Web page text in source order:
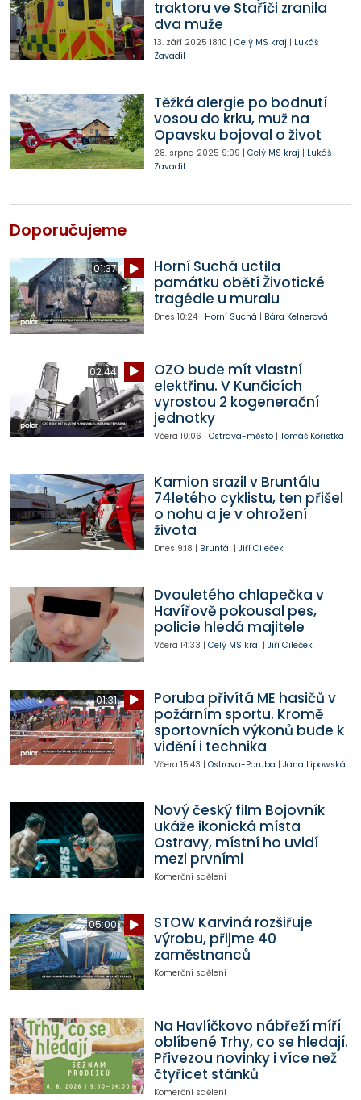
traktoru ve Staříči zranila
dva muže
13. září 2025 18:10 | Celý MS kraj | Lukáš
Zavadil
Těžká alergie po bodnutí
vosou do krku, muž na
Opavsku bojoval o život
28. srpna 2025 9:09 | Celý MS kraj | Lukáš
Zavadil
Doporučujeme
01:37
Horní Suchá uctila
památku obětí Životické
tragédie u muralu
Dnes 10:24| Horní Suchá | Bára Kelnerová
02:44
OZO bude mít vlastní
elektřinu. V Kunčicích
vyrostou 2 kogenerační
jednotky
Včera 10:06 | Ostrava-město| Tomáš Kořistka
Kamion srazil v Bruntálu
74letého cyklistu, ten přišel
o nohu a je v ohrožení
života
Dnes 9:18 | Bruntál | Jiří Cileček
Dvouletého chlapečka v
Havířově pokousal pes,
policie hledá majitele
Včera 14:33 | Celý MS kraj | Jiří Cileček
01:31
Poruba přivítá ME hasičů v
požárním sportu. Kromě
sportovních výkonů bude k
vidění i technika
Včera 15:43 | Ostrava-Poruba | Jana Lipowská
Nový český film Bojovník
ukáže ikonická místa
Ostravy, místní ho uvidí
mezi prvními
Komerční sdělení
05:00
STOW Karviná rozšiřuje
výrobu, přijme 40
zaměstnanců
Komerční sdělení
Na Havlíčkovo nábřeží míří
oblíbené Trhy, co se hledají.
Přivezou novinky i více než
čtyřicet stánků
Komerční sdělení